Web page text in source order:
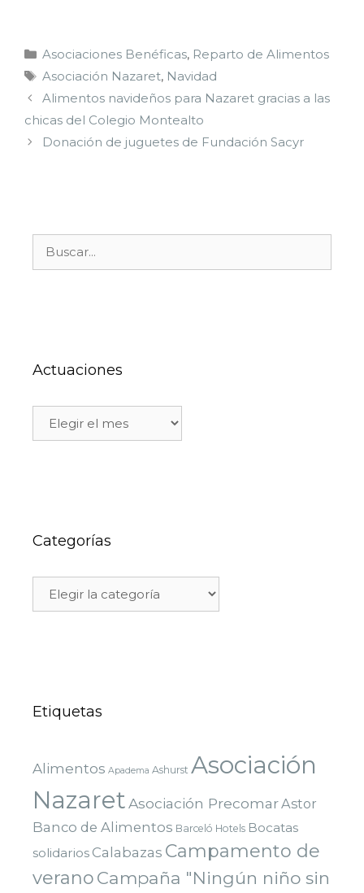
Asociaciones Benéficas, Reparto de Alimentos
Asociación Nazaret, Navidad
Alimentos navideños para Nazaret gracias a las
chicas del Colegio Montealto
Donación de juguetes de Fundación Sacyr
Actuaciones
Categorías
Etiquetas
Alimentos Apadema Ashurst Asociación
NazaretAsociación PrecomarAstor
Banco de Alimentos Barceló Hotels Bocatas
solidarios Calabazas Campamento de
verano Campaña "Ningún niño sin